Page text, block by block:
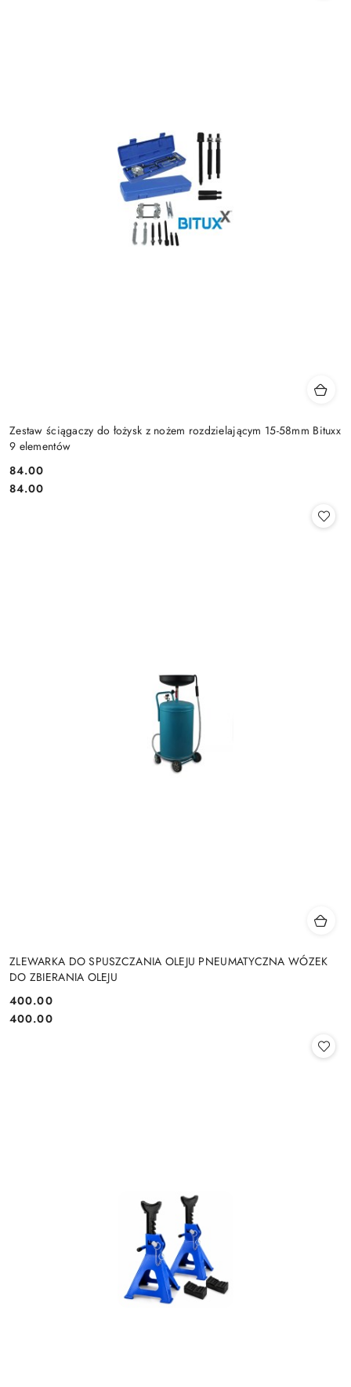
Zestaw ściągaczy do łożysk z nożem rozdzielającym 15-58mm Bituxx
9 elementów
Cena:
84.00
Cena:
84.00
ZLEWARKA DO SPUSZCZANIA OLEJU PNEUMATYCZNA WÓZEK
DO ZBIERANIA OLEJU
Cena:
400.00
Cena:
400.00